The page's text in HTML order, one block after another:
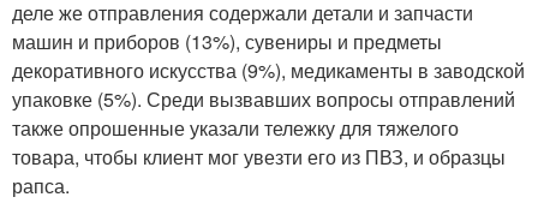
деле же отправления содержали детали и запчасти
машин и приборов (13%), сувениры и предметы
декоративного искусства (9%), медикаменты в заводской
упаковке (5%). Среди вызвавших вопросы отправлений
также опрошенные указали тележку для тяжелого
товара, чтобы клиент мог увезти его из ПВЗ, и образцы
рапса.